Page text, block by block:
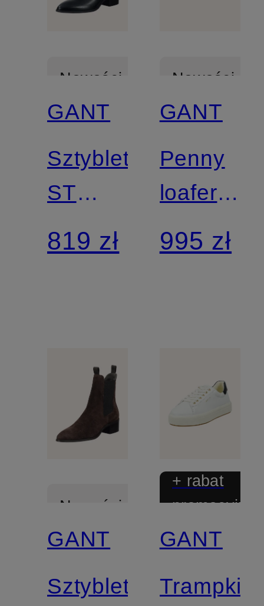
Nowości
Z
certyfikatem
GANT
Sztyblety
ST
BROOMLY
819 zł
Nowości
GANT
Penny
loafers
995 zł
Nowości
Z
certyfikatem
GANT
Sztyblety
+ rabat
promocyjny
GANT
Trampki